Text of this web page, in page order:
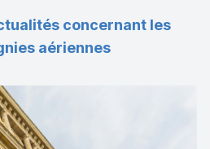
concernant les
aériennes